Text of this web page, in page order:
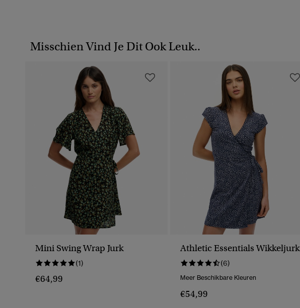
Misschien Vind Je Dit Ook Leuk..
Mini Swing Wrap Jurk
(1)
€64,99
Athletic Essentials Wikkeljurk
(6)
Meer Beschikbare Kleuren
€54,99